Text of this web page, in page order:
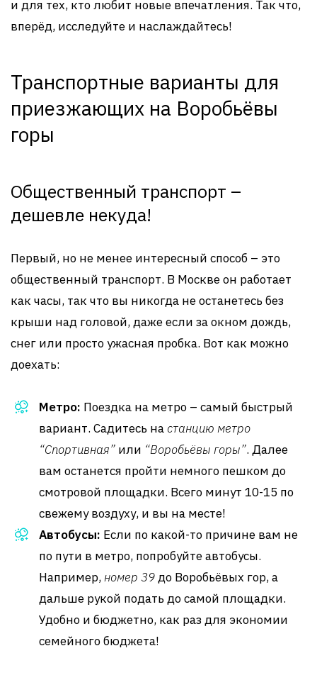
и для тех, кто любит новые впечатления. Так что,
вперёд, исследуйте и наслаждайтесь!
Транспортные варианты для
приезжающих на Воробьёвы
горы
Общественный транспорт –
дешевле некуда!
Первый, но не менее интересный способ – это
общественный транспорт. В Москве он работает
как часы, так что вы никогда не останетесь без
крыши над головой, даже если за окном дождь,
снег или просто ужасная пробка. Вот как можно
доехать:
Метро: Поездка на метро – самый быстрый
вариант. Садитесь на станцию метро
“Спортивная” или “Воробьёвы горы”. Далее
вам останется пройти немного пешком до
смотровой площадки. Всего минут 10-15 по
свежему воздуху, и вы на месте!
Автобусы: Если по какой-то причине вам не
по пути в метро, попробуйте автобусы.
Например,номер 39до Воробьёвых гор, а
дальше рукой подать до самой площадки.
Удобно и бюджетно, как раз для экономии
семейного бюджета!